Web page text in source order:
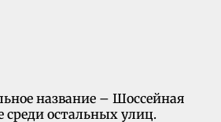
название – Шоссейная
среди остальных улиц.